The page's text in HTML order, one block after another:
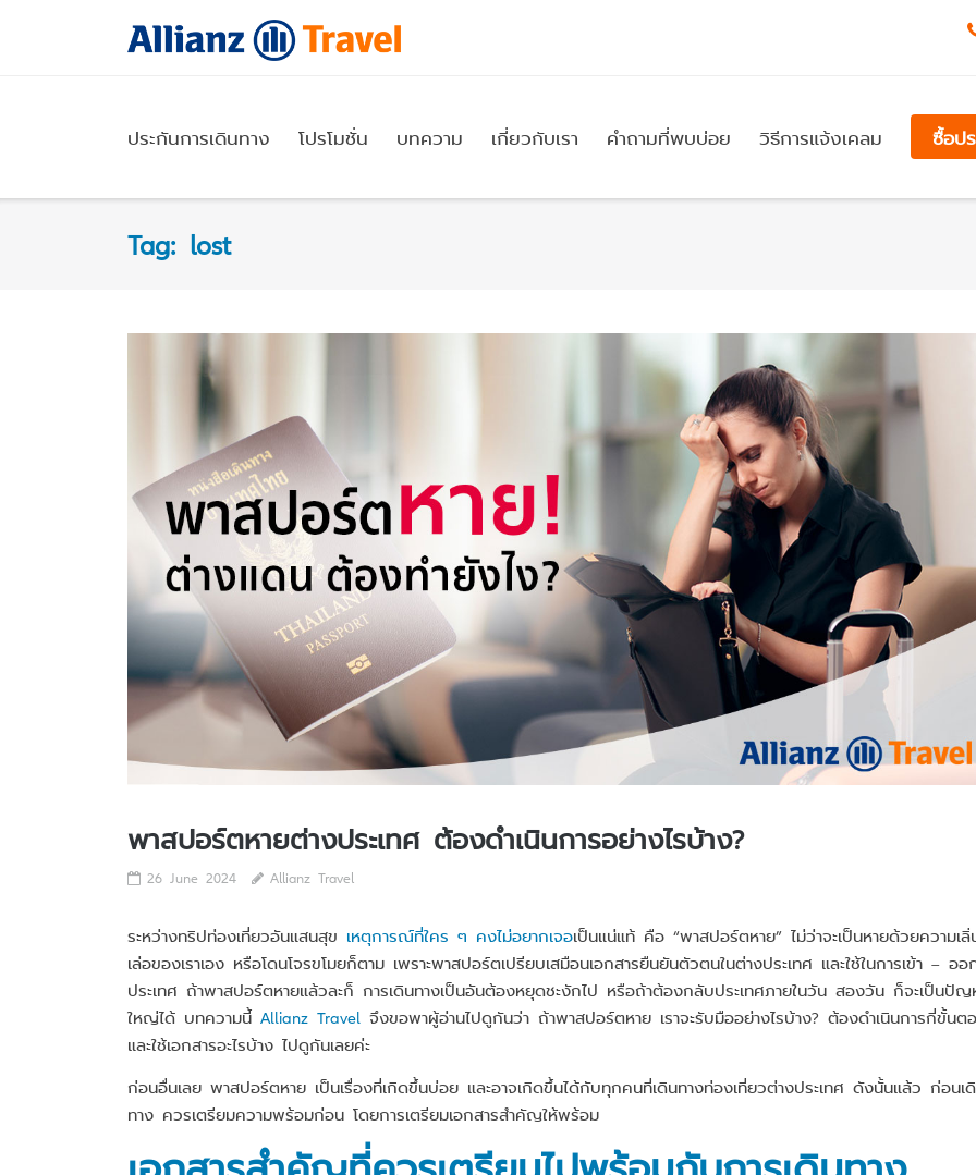
ประกันการเดินทาง โปรโมชั่น บทความ เกี่ยวกับเรา คำถามที่พบบ่อย วิธีการแจ้งเคลม ซื้อป
Tag: lost
พาสปอร์ตหายต่างประเทศ ต้องดำเนินการอย่างไรบ้าง?
26 June 2024 Allianz Travel
ระหว่างทริปท่องเที่ยวอันแสนสุข เหตุการณ์ที่ใคร ๆ คงไม่อยากเจอเป็นแน่แท้ คือ “พาสปอร์ตหาย” ไม่ว่าจะเป็นหายด้วยความเลิ่
เล่อของเราเอง หรือโดนโจรขโมยก็ตาม เพราะพาสปอร์ตเปรียบเสมือนเอกสารยืนยันตัวตนในต่างประเทศ และใช้ในการเข้า – ออ
ประเทศ ถ้าพาสปอร์ตหายแล้วละก็ การเดินทางเป็นอันต้องหยุดชะงักไป หรือถ้าต้องกลับประเทศภายในวัน สองวัน ก็จะเป็นปัญ
ใหญ่ได้ บทความนี้ Allianz Travel จึงขอพาผู้อ่านไปดูกันว่า ถ้าพาสปอร์ตหาย เราจะรับมืออย่างไรบ้าง? ต้องดำเนินการกี่ขั้นต
และใช้เอกสารอะไรบ้าง ไปดูกันเลยค่ะ
ก่อนอื่นเลย พาสปอร์ตหาย เป็นเรื่องที่เกิดขึ้นบ่อย และอาจเกิดขึ้นได้กับทุกคนที่เดินทางท่องเที่ยวต่างประเทศ ดังนั้นแล้ว ก่อนเ
ทาง ควรเตรียมความพร้อมก่อน โดยการเตรียมเอกสารสำคัญให้พร้อม
เอกสารสำคัญที่ควรเตรียมไปพร้อมกับการเดินทาง